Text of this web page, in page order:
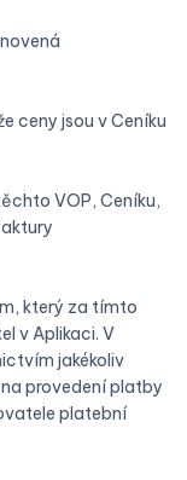
ceny jsou v Ceníku
VOP, Ceníku,
který za tímto
v Aplikaci. V
jakékoliv
provedení platby
platební